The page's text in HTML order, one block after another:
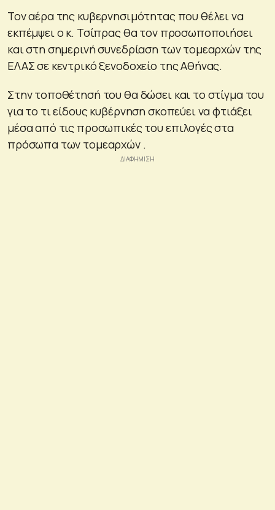
Τον αέρα της κυβερνησιμότητας που θέλει να
εκπέμψει ο κ. Τσίπρας θα τον προσωποποιήσει
και στη σημερινή συνεδρίαση των τομεαρχών της
ΕΛΑΣ σε κεντρικό ξενοδοχείο της Αθήνας.
Στην τοποθέτησή του θα δώσει και το στίγμα του
για το τι είδους κυβέρνηση σκοπεύει να φτιάξει
μέσα από τις προσωπικές του επιλογές στα
πρόσωπα των τομεαρχών .